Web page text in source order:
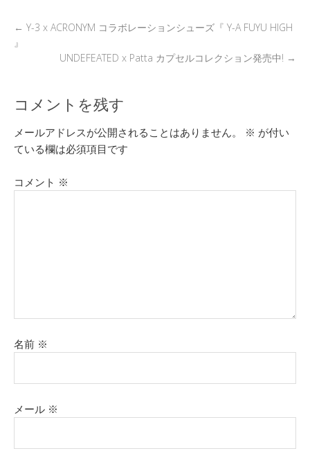
← Y-3 x ACRONYM コラボレーションシューズ『 Y-A FUYU HIGH
』
UNDEFEATED x Patta カプセルコレクション発売中! →
コメントを残す
メールアドレスが公開されることはありません。 ※ が付い
ている欄は必須項目です
コメント ※
名前 ※
メール ※